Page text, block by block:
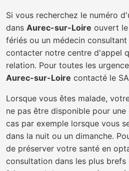
Si vous recherchez le numéro
dans Aurec-sur-Loire ouvert
fériés ou un médecin
contacter notre centre d'appel
relation. Pour toutes les
Aurec-sur-Loire contacté le
Lorsque vous êtes malade,
ne pas être disponible pour
cas par exemple lorsque vous
dans la nuit ou un dimanche.
de préserver votre santé en
consultation dans les plus brefs